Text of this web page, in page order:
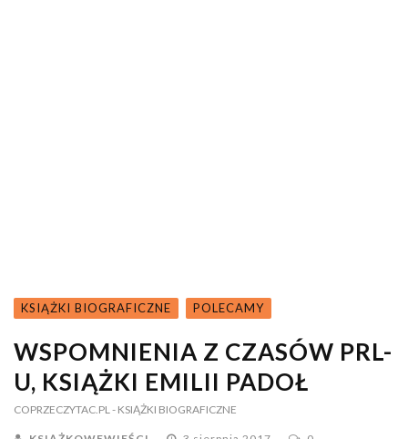
KSIĄŻKI BIOGRAFICZNE POLECAMY
WSPOMNIENIA Z CZASÓW PRL-
U, KSIĄŻKI EMILII PADOŁ
COPRZECZYTAC.PL - KSIĄŻKI BIOGRAFICZNE